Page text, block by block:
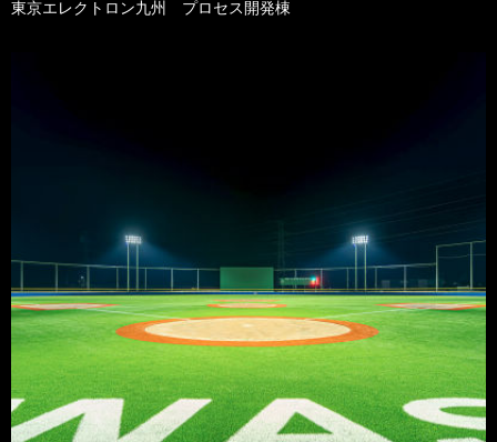
東京エレクトロン九州 プロセス開発棟